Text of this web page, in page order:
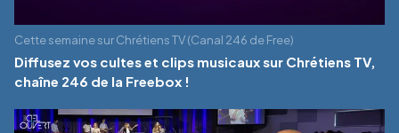
Cette semaine sur Chrétiens TV (Canal 246 de Free)
Diffusez vos cultes et clips musicaux sur Chrétiens TV,
chaîne 246 de la Freebox !